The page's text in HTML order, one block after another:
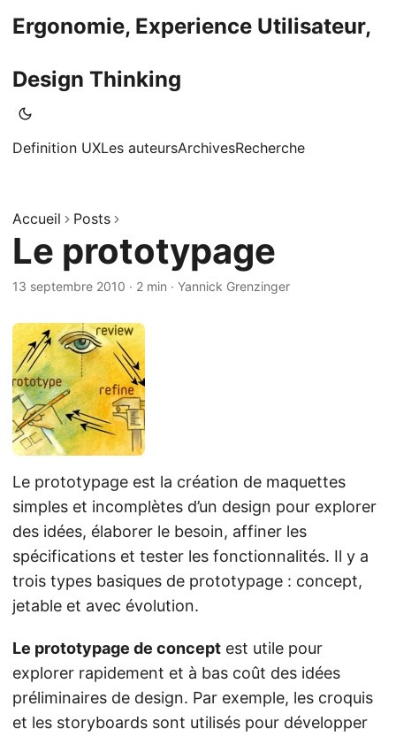
Ergonomie, Experience Utilisateur,
Design Thinking
Definition UXLes auteursArchivesRecherche
Accueil Posts
Le prototypage
13 septembre 2010 · 2 min · Yannick Grenzinger
Le prototypage est la création de maquettes
simples et incomplètes d’un design pour explorer
des idées, élaborer le besoin, affiner les
spécifications et tester les fonctionnalités. Il y a
trois types basiques de prototypage : concept,
jetable et avec évolution.
Le prototypage de concept est utile pour
explorer rapidement et à bas coût des idées
préliminaires de design. Par exemple, les croquis
et les storyboards sont utilisés pour développer